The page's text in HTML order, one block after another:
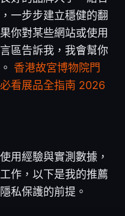
一步步建立穩健的翻
你對某些網站或使用
區告訴我，我會幫你
香港故宮博物院門
看展品全指南 2026
用經驗與實測數據，
作，以下是我的推薦
私保護的前提。